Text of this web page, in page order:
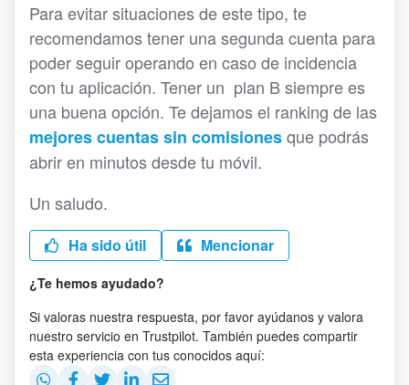
Para evitar situaciones de este tipo, te
recomendamos tener una segunda cuenta para
poder seguir operando en caso de incidencia
con tu aplicación. Tener un plan B siempre es
una buena opción. Te dejamos el ranking de las
mejores cuentas sin comisionesque podrás
abrir en minutos desde tu móvil.
Un saludo.
Ha sido útil Mencionar
¿Te hemos ayudado?
Si valoras nuestra respuesta, por favor ayúdanos y valora
nuestro servicio en Trustpilot. También puedes compartir
esta experiencia con tus conocidos aquí: